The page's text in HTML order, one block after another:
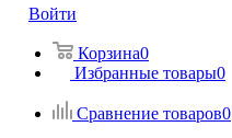
Войти
Корзина0
Избранные товары0
Сравнение товаров0